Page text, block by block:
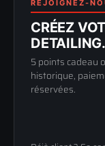
Mentions légales
Confidentialité
03 73 61 02 02
Lun-Ven
9h-12h / 14h-17h
REJOIGNEZ-
CRÉEZ
DETAILING.
5 points cadeau
historique,
réservées.